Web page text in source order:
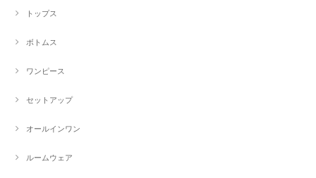
トップス
ボトムス
ワンピース
セットアップ
オールインワン
ルームウェア